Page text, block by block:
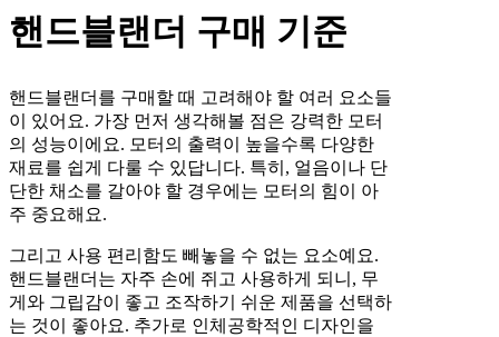
핸드블랜더 구매 기준
핸드블랜더를 구매할 때 고려해야 할 여러 요소들
이 있어요. 가장 먼저 생각해볼 점은 강력한 모터
의 성능이에요. 모터의 출력이 높을수록 다양한
재료를 쉽게 다룰 수 있답니다. 특히, 얼음이나 단
단한 채소를 갈아야 할 경우에는 모터의 힘이 아
주 중요해요.
그리고 사용 편리함도 빼놓을 수 없는 요소예요.
핸드블랜더는 자주 손에 쥐고 사용하게 되니, 무
게와 그립감이 좋고 조작하기 쉬운 제품을 선택하
는 것이 좋아요. 추가로 인체공학적인 디자인을